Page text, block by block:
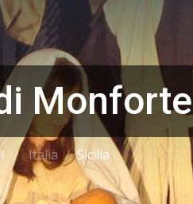
Italia Sicilia